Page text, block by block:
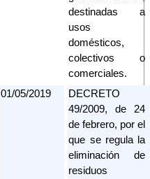
destinadas a
usos
domésticos,
colectivos o
comerciales.
01/05/2019
DECRETO
49/2009, de 24
de febrero, por el
que se regula la
eliminación de
residuos